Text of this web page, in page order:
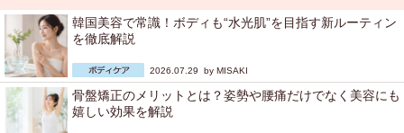
韓国美容で常識！ボディも“水光肌”を目指す新ルーティン
を徹底解説
2026.07.29 by MISAKI
骨盤矯正のメリットとは？姿勢や腰痛だけでなく美容にも
嬉しい効果を解説